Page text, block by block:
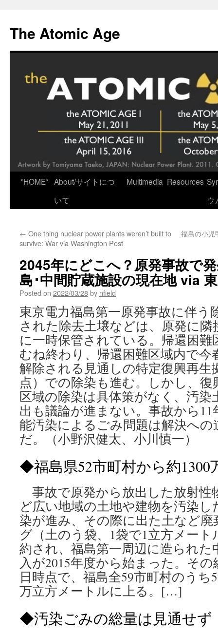
content
The Atomic Age
*HOME* About/サイトにつ
いて
Multimedia Resources
ウ
← One thing nuclear power plants weren’t built to
survive: War via Washington Post
福島の小児
2045年にどこへ？原発事故で
島･中間貯蔵施設の現在地 via
Posted on 2022/03/28by nfield
東京電力福島第一原発事故に伴う
された除去土壌などは、原発に
に一時保管されている。帰還困
むね終わり、帰還困難区域内で今
解除される見通しの特定復興再生
点）での除染も進む。しかし、復
区域の除染は具体策がなく、汚染
出も議論が進まない。事故から
能汚染によるごみ問題は解決へ
だ。（小野沢健太、小川慎一）
◆福島県52市町村から約1300
事故で原発から放出した放射性
ど広い地域の土地や建物を汚染
染が進み、その際に出た土など
グ（土のう袋、1袋で1立方メー
約され、福島第一周辺に造られた
入が2015年度から始まった。その
日時点で、福島全59市町村のうち
万立方メートルに上る。[…]
◆汚染ごみの総量は見通せず